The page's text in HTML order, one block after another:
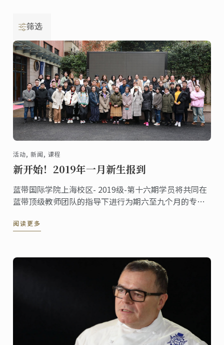
筛选
活动, 新闻, 课程
新开始！2019年一月新生报到
蓝带国际学院上海校区- 2019级-第十六期学员将共同在
蓝带顶级教师团队的指导下进行为期六至九个月的专业
阅读更多